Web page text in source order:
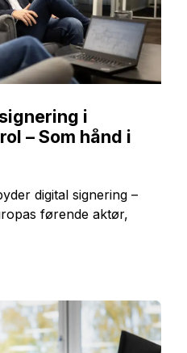
i
– Som hånd i
digital signering –
førende aktør,